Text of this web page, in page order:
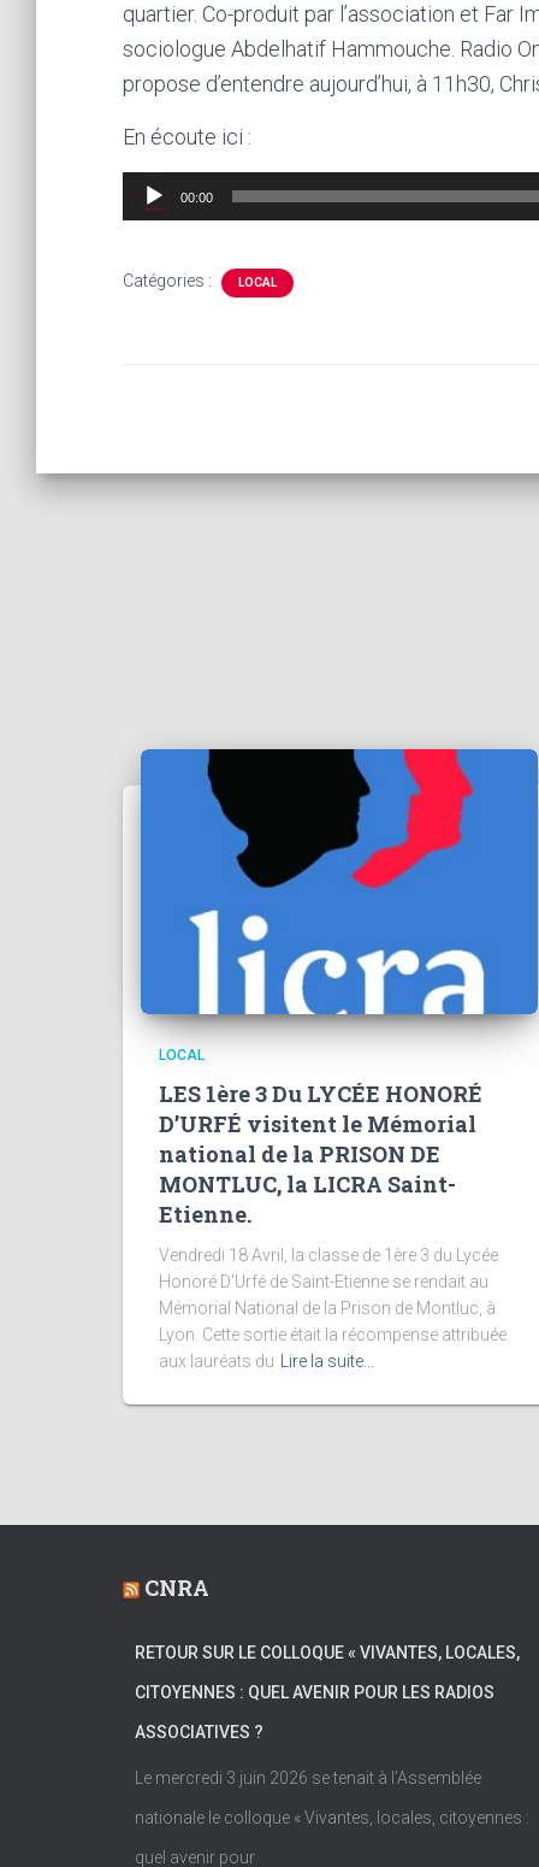
quartier. Co-produit par l’association et Far
sociologue Abdelhatif Hammouche. Radio
propose d’entendre aujourd’hui, à 11h30,
En écoute ici :
Lecteur
audio
00:00
Catégories : LOCAL
LOCAL
LES 1ère 3 Du LYCÉE HONORÉ
D’URFÉ visitent le Mémorial
national de la PRISON DE
MONTLUC, la LICRA Saint-
Etienne.
Vendredi 18 Avril, la classe de 1ère 3 du Lycée
Honoré D’Urfé de Saint-Etienne se rendait au
Mémorial National de la Prison de Montluc, à
Lyon. Cette sortie était la récompense attribuée
aux lauréats du
Lire la suite…
CNRA
RETOUR SUR LE COLLOQUE « VIVANTES, LOCALES,
CITOYENNES : QUEL AVENIR POUR LES RADIOS
ASSOCIATIVES ?
Le mercredi 3 juin 2026 se tenait à l’Assemblée
nationale le colloque « Vivantes, locales, citoyennes :
quel avenir pour